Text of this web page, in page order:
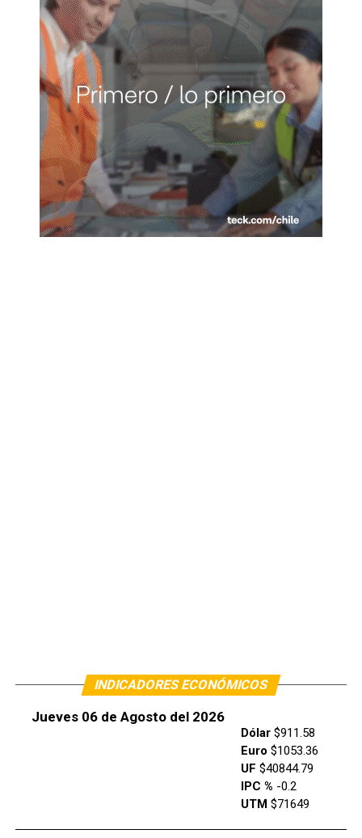
INDICADORES ECONÓMICOS
Jueves 06 de Agosto del 2026
Dólar$911.58
Euro $1053.36
UF $40844.79
IPC % -0.2
UTM $71649